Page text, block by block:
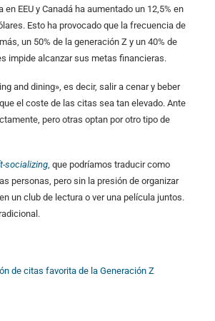
en EEU y Canadá ha aumentado un 12,5% en
Esto ha provocado que la frecuencia de
un 50% de la generación Z y un 40% de
impide alcanzar sus metas financieras.
and dining», es decir, salir a cenar y beber
el coste de las citas sea tan elevado. Ante
pero otras optan por otro tipo de
socializing que podríamos traducir como
personas, pero sin la presión de organizar
un club de lectura o ver una película juntos.
de citas favorita de la Generación Z